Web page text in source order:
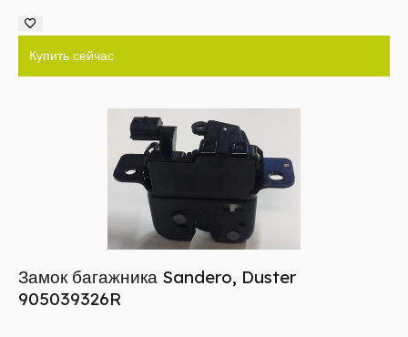
Купить сейчас
Замок багажника Sandero, Duster
905039326R